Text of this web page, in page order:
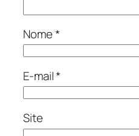
Nome*
E-mail*
Site